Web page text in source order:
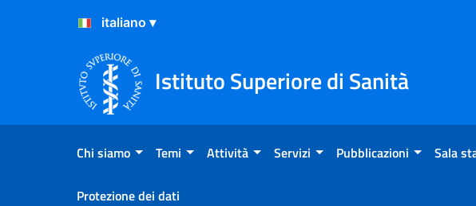
Salta al Contenuto
Salta al Footer
Istituto Superiore di Sanità
Chi siamo Temi Attività Servizi Pubblicazioni Sala
Protezione dei dati